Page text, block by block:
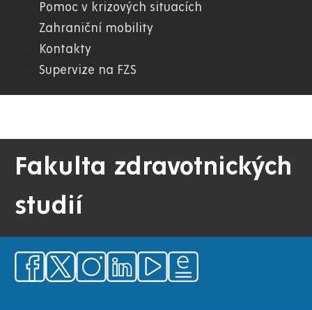
Pomoc v krizových situacích
Zahraniční mobility
Kontakty
Supervize na FZS
Fakulta zdravotnických
studií